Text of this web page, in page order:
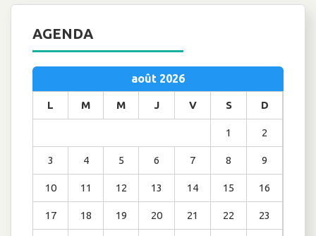
AGENDA
août 2026
L M M J V S D
1 2
3 4 5 6 7 8 9
10 11 12 13 14 15 16
17 18 19 20 21 22 23